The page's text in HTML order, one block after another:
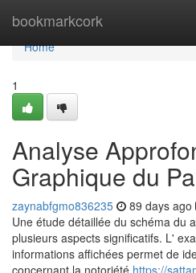
bookmarkcork
Home
Home
1
Analyse
Graphique du
zaynabfgmo836235 89 days ago
Une étude détaillée du schéma du
plusieurs aspects significatifs. L'
informations affichées permet de
concernant la notoriété https://